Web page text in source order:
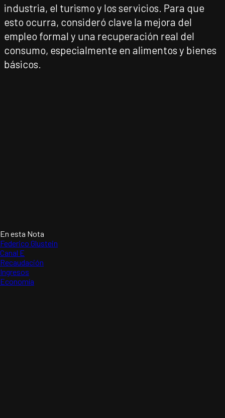
industria, el turismo y los servicios. Para que
esto ocurra, consideró clave la mejora del
empleo formal y una recuperación real del
consumo, especialmente en alimentos y bienes
básicos.
En esta Nota
Federico Glustein
Canal E
Recaudación
Ingresos
Economía